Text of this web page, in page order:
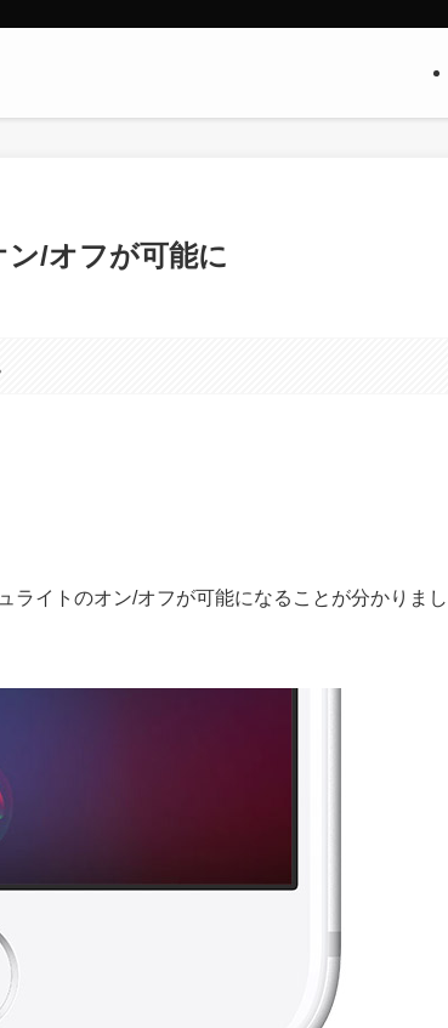
/オフが可能に
ライトのオン/オフが可能になることが分かりまし